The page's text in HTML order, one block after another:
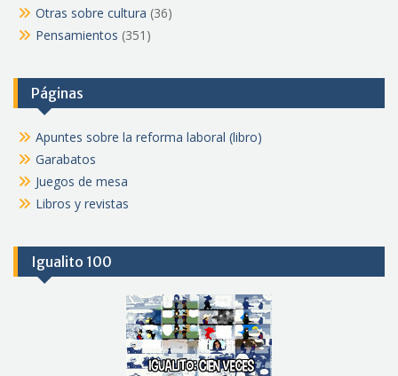
Otras sobre cultura (36)
Pensamientos (351)
Páginas
Apuntes sobre la reforma laboral (libro)
Garabatos
Juegos de mesa
Libros y revistas
Igualito 100